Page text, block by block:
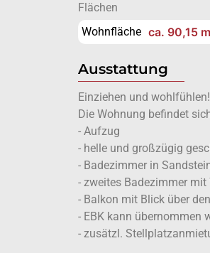
Flächen
Wohnfläche ca. 90,15
Ausstattung
Einziehen und wohlfühlen!
Die Wohnung befindet
- Aufzug
- helle und großzügig
- Badezimmer in
- zweites Badezimmer mit
- Balkon mit Blick über
- EBK kann übernommen
- zusätzl.